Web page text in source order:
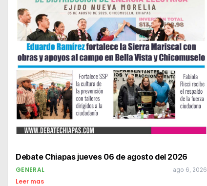
Debate Chiapas jueves 06 de agosto del 2026
GENERAL ago 6, 2026
Leer mas